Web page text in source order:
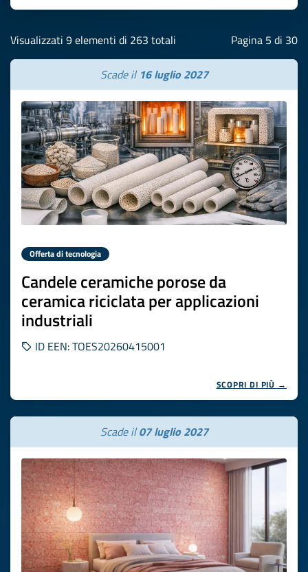
Visualizzati 9 elementi di 263 totali Pagina 5 di 30
Scade il 16 luglio 2027
Offerta di tecnologia
Candele ceramiche porose da
ceramica riciclata per applicazioni
industriali
ID EEN: TOES20260415001
SCOPRI DI PIÙ →
Scade il07 luglio 2027